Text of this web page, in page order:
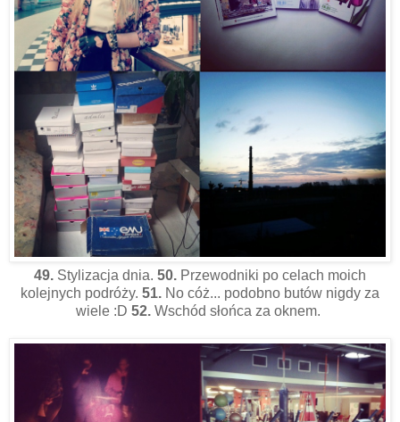
49. Stylizacja dnia. 50. Przewodniki po celach moich
kolejnych podróży. 51. No cóż... podobno butów nigdy za
wiele :D 52. Wschód słońca za oknem.